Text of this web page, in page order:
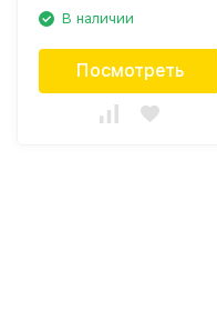
В наличии
Посмотреть